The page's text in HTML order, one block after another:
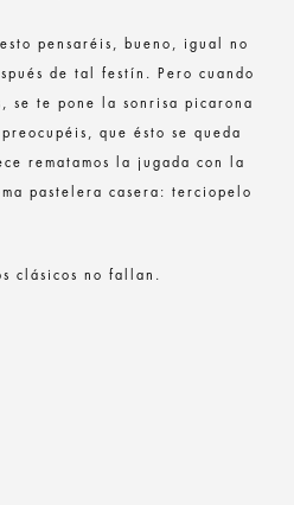
pensaréis, bueno, igual no
de tal festín. Pero cuando
se te pone la sonrisa picarona
que ésto se queda
rematamos la jugada con la
pastelera casera: terciopelo
clásicos no fallan.